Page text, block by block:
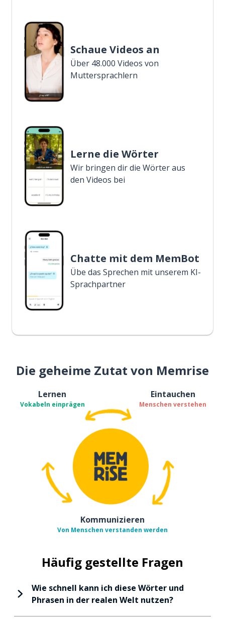
Schaue Videos an
Über 48.000 Videos von
Muttersprachlern
Lerne die Wörter
Wir bringen dir die Wörter aus
den Videos bei
Chatte mit dem MemBot
Übe das Sprechen mit unserem KI-
Sprachpartner
Die geheime Zutat von Memrise
Lernen
Vokabeln einprägen
Eintauchen
Menschen verstehen
Kommunizieren
Von Menschen verstanden werden
Häufig gestellte Fragen
Wie schnell kann ich diese Wörter und
Phrasen in der realen Welt nutzen?